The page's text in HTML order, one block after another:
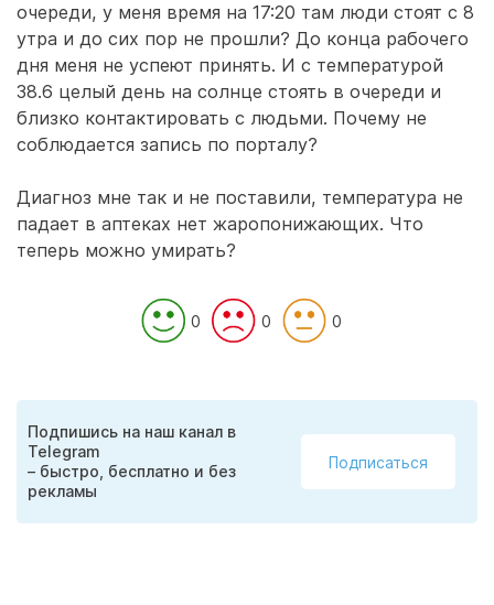
очереди, у меня время на 17:20 там люди стоят с 8
утра и до сих пор не прошли? До конца рабочего
дня меня не успеют принять. И с температурой
38.6 целый день на солнце стоять в очереди и
близко контактировать с людьми. Почему не
соблюдается запись по порталу?
Диагноз мне так и не поставили, температура не
падает в аптеках нет жаропонижающих. Что
теперь можно умирать?
0 0 0
Подпишись на наш канал в
Telegram
– быстро, бесплатно и без
рекламы
Подписаться